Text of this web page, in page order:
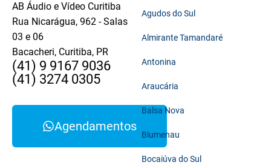
AB Áudio e Vídeo Curitiba
Rua Nicarágua, 962 - Salas
03 e 06
Bacacheri, Curitiba, PR
(41) 9 9167 9036
(41) 3274 0305
Agendamentos
Agudos do Sul
Almirante Tamandaré
Antonina
Araucária
Balsa Nova
Blumenau
Bocaiúva do Sul